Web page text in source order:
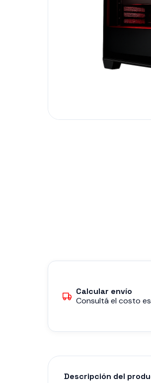
Calcular envío
Consultá el costo
Descripción del